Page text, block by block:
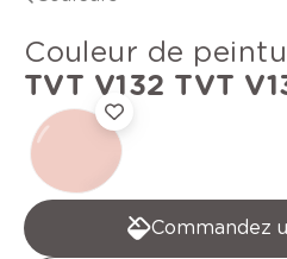
Couleur de
TVT V132 TVT
Commandez